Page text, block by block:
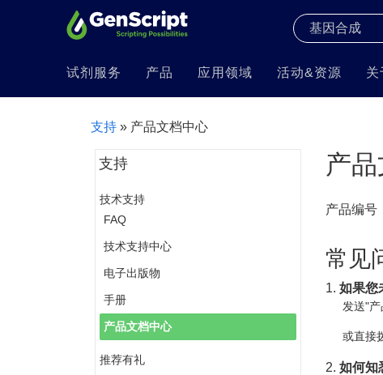
试剂服务 产品 应用领域 活动&资源 关
支持 » 产品文档中心
支持
技术支持
FAQ
技术支持中心
电子出版物
手册
产品文档中心
推荐有礼
产
产品编号
常见
1. 如果您
发送"
或直接
2. 如何知